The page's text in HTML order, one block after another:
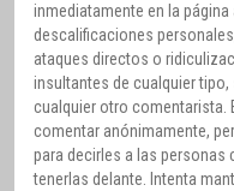
inmediatamente en la
descalificaciones
ataques directos o
insultantes de cualquier
cualquier otro comentarista.
comentar anónimamente,
para decirles a las personas
tenerlas delante. Intenta